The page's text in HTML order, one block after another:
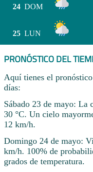
24 DOM
25 LUN
PRONÓSTICO DEL
Aquí tienes el
días:
Sábado 23 de mayo: La
30 °C. Un cielo
12 km/h.
Domingo 24 de mayo:
km/h. 100% de
grados de temperatura.